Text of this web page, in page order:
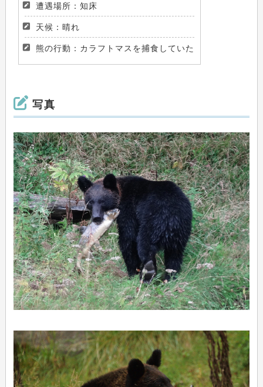
遭遇場所：知床
天候：晴れ
熊の行動：カラフトマスを捕食していた
写真